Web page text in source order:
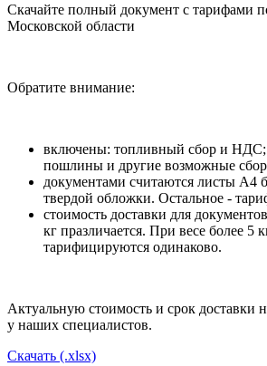
Скачайте полный документ с тарифами
Московской области
Обратите внимание:
включены: топливный сбор и
пошлины и другие возможные
документами считаются листы А4
твердой обложки. Остальное -
стоимость доставки для
кг празличается. При весе более 5
тарифицируются одинаково.
Актуальную стоимость и срок доставки
у наших специалистов.
Скачать (.xlsx)